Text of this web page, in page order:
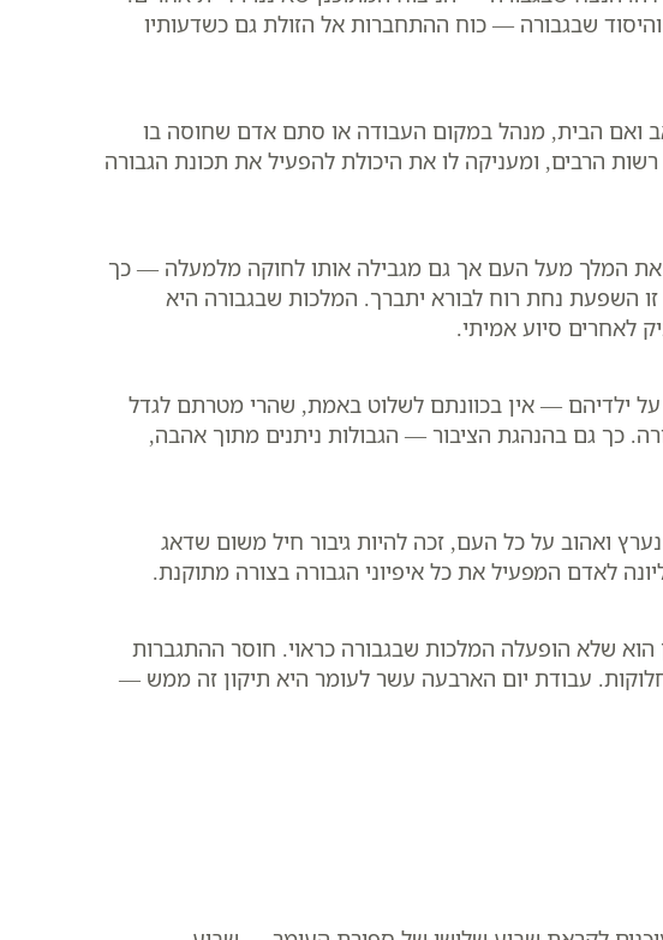
שבגבורה — כוח ההתחברות אל הזולת גם כשדעותיו
ואם הבית, מנהל במקום העבודה או סתם אדם שחוסה בו
הרבים, ומעניקה לו את היכולת להפעיל את תכונת הגבורה
את המלך מעל העם אך גם מגבילה אותו לחוקה מלמעלה — כך
השפעת נחת רוח לבורא יתברך. המלכות שבגבורה היא
לאחרים סיוע אמיתי.
ילדיהם — אין בכוונתם לשלוט באמת, שהרי מטרתם לגדל
כך גם בהנהגת הציבור — הגבולות ניתנים מתוך אהבה,
ואהוב על כל העם, זכה להיות גיבור חיל משום שדאג
לאדם המפעיל את כל איפיוני הגבורה בצורה מתוקנת.
שלא הופעלה המלכות שבגבורה כראוי. חוסר ההתגברות
עבודת יום הארבעה עשר לעומר היא תיקון זה ממש —